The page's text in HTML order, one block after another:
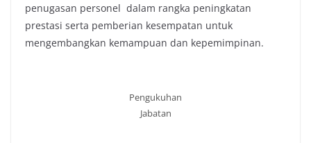
penugasan personel dalam rangka peningkatan
prestasi serta pemberian kesempatan untuk
mengembangkan kemampuan dan kepemimpinan.
Pengukuhan
Jabatan